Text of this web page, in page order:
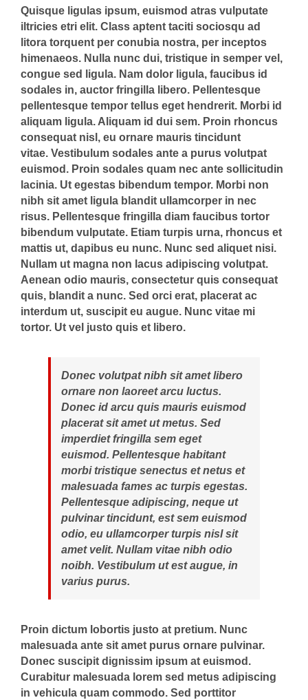
Quisque ligulas ipsum, euismod atras vulputate
iltricies etri elit. Class aptent taciti sociosqu ad
litora torquent per conubia nostra, per inceptos
himenaeos. Nulla nunc dui, tristique in semper vel,
congue sed ligula. Nam dolor ligula, faucibus id
sodales in, auctor fringilla libero. Pellentesque
pellentesque tempor tellus eget hendrerit. Morbi id
aliquam ligula. Aliquam id dui sem. Proin rhoncus
consequat nisl, eu ornare mauris tincidunt
vitae. Vestibulum sodales ante a purus volutpat
euismod. Proin sodales quam nec ante sollicitudin
lacinia. Ut egestas bibendum tempor. Morbi non
nibh sit amet ligula blandit ullamcorper in nec
risus. Pellentesque fringilla diam faucibus tortor
bibendum vulputate. Etiam turpis urna, rhoncus et
mattis ut, dapibus eu nunc. Nunc sed aliquet nisi.
Nullam ut magna non lacus adipiscing volutpat.
Aenean odio mauris, consectetur quis consequat
quis, blandit a nunc. Sed orci erat, placerat ac
interdum ut, suscipit eu augue. Nunc vitae mi
tortor. Ut vel justo quis et libero.
Donec volutpat nibh sit amet libero
ornare non laoreet arcu luctus.
Donec id arcu quis mauris euismod
placerat sit amet ut metus. Sed
imperdiet fringilla sem eget
euismod. Pellentesque habitant
morbi tristique senectus et netus et
malesuada fames ac turpis egestas.
Pellentesque adipiscing, neque ut
pulvinar tincidunt, est sem euismod
odio, eu ullamcorper turpis nisl sit
amet velit. Nullam vitae nibh odio
noibh. Vestibulum ut est augue, in
varius purus.
Proin dictum lobortis justo at pretium. Nunc
malesuada ante sit amet purus ornare pulvinar.
Donec suscipit dignissim ipsum at euismod.
Curabitur malesuada lorem sed metus adipiscing
in vehicula quam commodo. Sed porttitor